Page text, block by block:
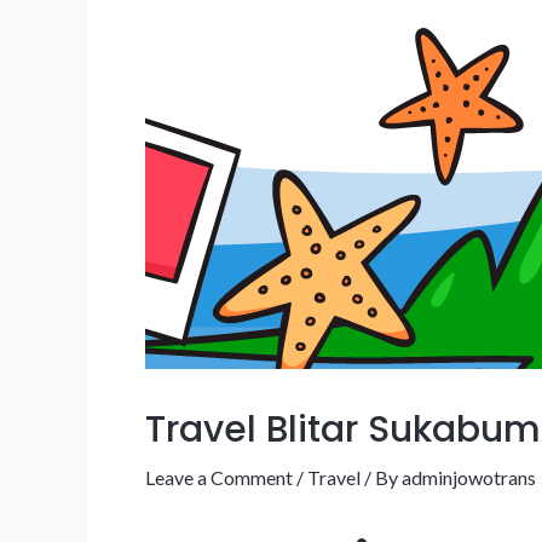
Travel Blitar
Leave a Comment / Travel / Byadminjowotrans